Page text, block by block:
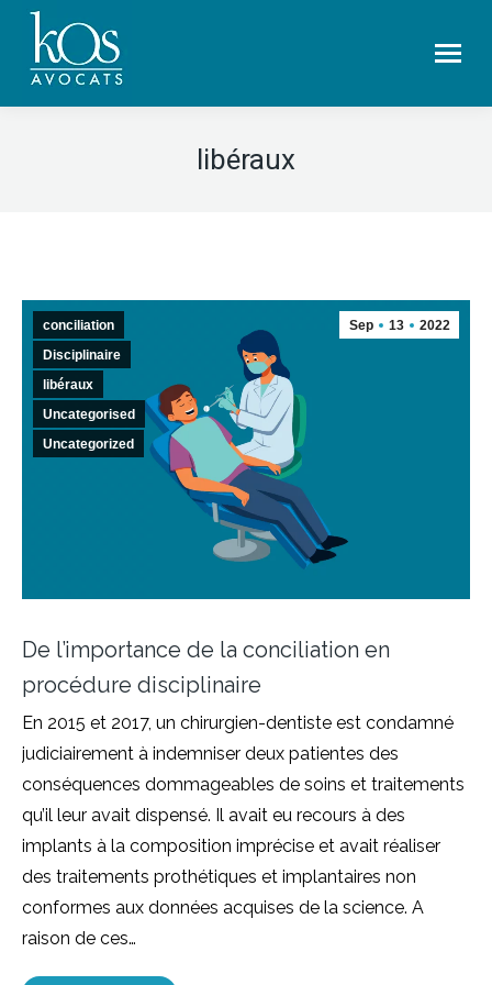
libéraux
Sep 13 2022
conciliation
Disciplinaire
libéraux
Uncategorised
Uncategorized
De l’importance de la conciliation en
procédure disciplinaire
En 2015 et 2017, un chirurgien-dentiste est condamné
judiciairement à indemniser deux patientes des
conséquences dommageables de soins et traitements
qu’il leur avait dispensé. Il avait eu recours à des
implants à la composition imprécise et avait réaliser
des traitements prothétiques et implantaires non
conformes aux données acquises de la science. A
raison de ces…